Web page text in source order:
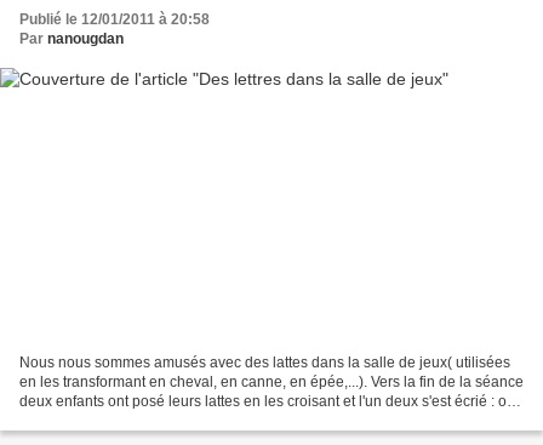
Publié le 12/01/2011 à 20:58
Par nanougdan
Nous nous sommes amusés avec des lattes dans la salle de jeux( utilisées
en les transformant en cheval, en canne, en épée,...). Vers la fin de la séance
deux enfants ont posé leurs lattes en les croisant et l'un deux s'est écrié : on